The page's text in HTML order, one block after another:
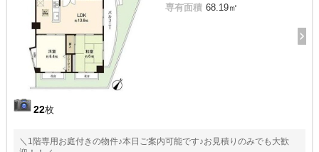
22枚
専有面積 68.19㎡
＼1階専用お庭付きの物件♪本日ご案内可能です♪お見積りのみでも大歓